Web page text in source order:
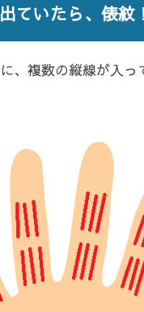
ていたら、俵紋
、複数の縦線が入